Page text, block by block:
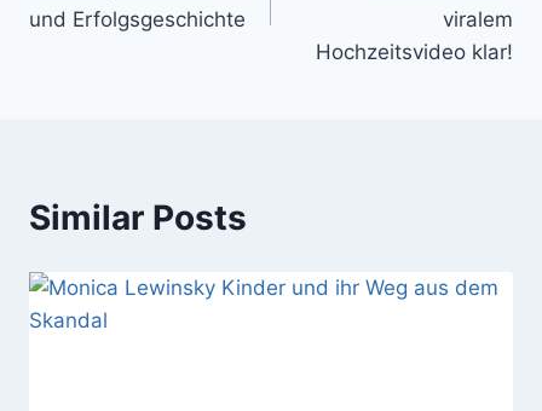
und Erfolgsgeschichte
viralem
Hochzeitsvideo klar!
Similar Posts